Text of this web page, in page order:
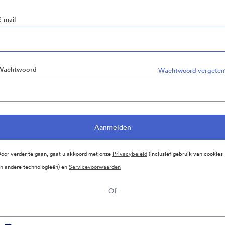
mail
Wachtwoord
verder te gaan, gaat u akkoord met onze Privacybeleid(inclusief gebruik van cookies
andere technologieën) enServicevoorwaarden
Of